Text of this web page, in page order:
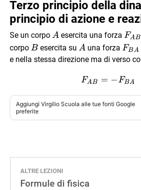
Terzo principio della
principio di azione e
Se un corpo A
A esercita una forza \vec
FAB
corpo B
Besercita su A
Auna forza \vec
FBA
e nella stessa direzione ma di verso
\vec
FAB = −FBA
Aggiungi Virgilio Scuola alle tue fonti Google
preferite
ALTRE LEZIONI
Formule di fisica